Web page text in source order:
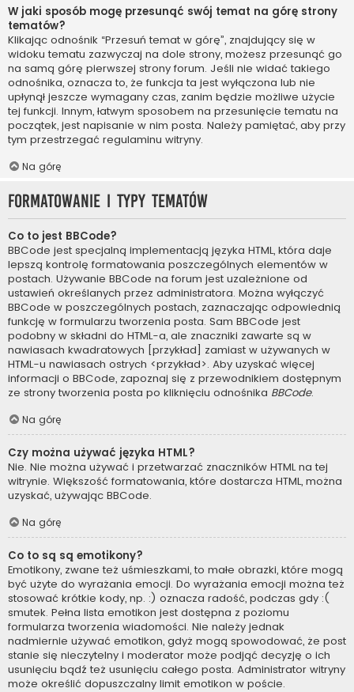
W jaki sposób mogę przesunąć swój temat na górę strony
tematów?
Klikając odnośnik “Przesuń temat w górę”, znajdujący się w
widoku tematu zazwyczaj na dole strony, możesz przesunąć go
na samą górę pierwszej strony forum. Jeśli nie widać takiego
odnośnika, oznacza to, że funkcja ta jest wyłączona lub nie
upłynął jeszcze wymagany czas, zanim będzie możliwe użycie
tej funkcji. Innym, łatwym sposobem na przesunięcie tematu na
początek, jest napisanie w nim posta. Należy pamiętać, aby przy
tym przestrzegać regulaminu witryny.
Na górę
Formatowanie i typy tematów
Co to jest BBCode?
BBCode jest specjalną implementacją języka HTML, która daje
lepszą kontrolę formatowania poszczególnych elementów w
postach. Używanie BBCode na forum jest uzależnione od
ustawień określanych przez administratora. Można wyłączyć
BBCode w poszczególnych postach, zaznaczając odpowiednią
funkcję w formularzu tworzenia posta. Sam BBCode jest
podobny w składni do HTML-a, ale znaczniki zawarte są w
nawiasach kwadratowych [przykład] zamiast w używanych w
HTML-u nawiasach ostrych <przykład>. Aby uzyskać więcej
informacji o BBCode, zapoznaj się z przewodnikiem dostępnym
ze strony tworzenia posta po kliknięciu odnośnika BBCode.
Na górę
Czy można używać języka HTML?
Nie. Nie można używać i przetwarzać znaczników HTML na tej
witrynie. Większość formatowania, które dostarcza HTML, można
uzyskać, używając BBCode.
Na górę
Co to są są emotikony?
Emotikony, zwane też uśmieszkami, to małe obrazki, które mogą
być użyte do wyrażania emocji. Do wyrażania emocji można też
stosować krótkie kody, np. :) oznacza radość, podczas gdy :(
smutek. Pełna lista emotikon jest dostępna z poziomu
formularza tworzenia wiadomości. Nie należy jednak
nadmiernie używać emotikon, gdyż mogą spowodować, że post
stanie się nieczytelny i moderator może podjąć decyzję o ich
usunięciu bądź też usunięciu całego posta. Administrator witryny
może określić dopuszczalny limit emotikon w poście.